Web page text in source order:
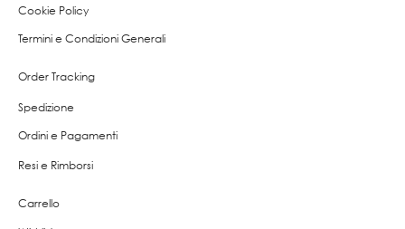
Cookie Policy
Termini e Condizioni Generali
Order Tracking
Spedizione
Ordini e Pagamenti
Resi e Rimborsi
Carrello